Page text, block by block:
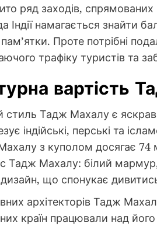
ряд заходів, спрямованих
Індії намагається знайти
Проте потрібні
трафіку туристів та
вартість
стиль Тадж Махалу є
індійські, перські та
з куполом досягає 74
Тадж Махалу: білий
що спонукає
архітекторів Тадж
країн працювали над